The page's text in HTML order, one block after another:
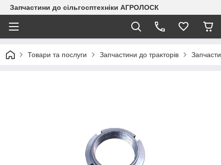
Запчастини до сільгосптехніки АГРОЛОСК
Товари та послуги Запчастини до тракторів